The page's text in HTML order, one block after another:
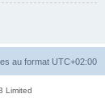
au format UTC+02:00
Limited